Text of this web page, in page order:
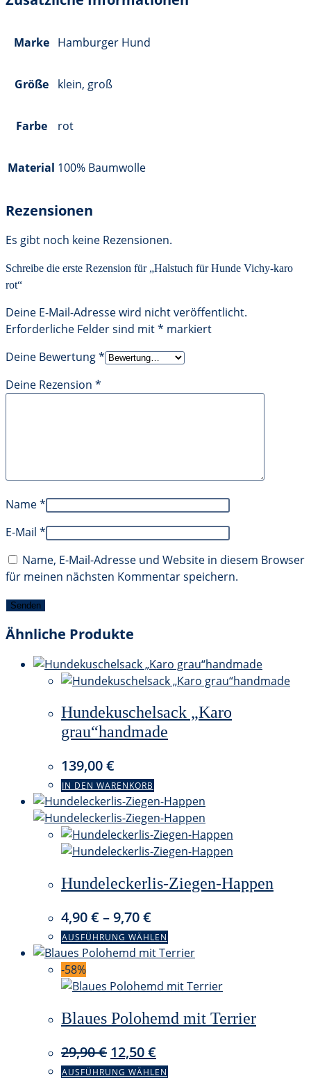
Marke Hamburger Hund
Größe klein, groß
Farbe rot
Material 100% Baumwolle
Rezensionen
Es gibt noch keine Rezensionen.
Schreibe die erste Rezension für „Halstuch für Hunde Vichy-karo
rot“
Deine E-Mail-Adresse wird nicht veröffentlicht.
Erforderliche Felder sind mit* markiert
Deine Bewertung*
Deine Rezension *
Name*
E-Mail *
Name, E-Mail-Adresse und Website in diesem Browser
für meinen nächsten Kommentar speichern.
Ähnliche Produkte
Hundekuschelsack „Karo
grau“handmade
139,00€
IN DEN WARENKORB
Hundeleckerlis-Ziegen-Happen
4,90€ –9,70€
AUSFÜHRUNG WÄHLENDieses
Produkt
mehrere
auf.
können
-58%
Blaues Polohemd mit Terrier
29,90€ Ursprünglicher
Preis
12,50€
Preis
AUSFÜHRUNG WÄHLENDieses